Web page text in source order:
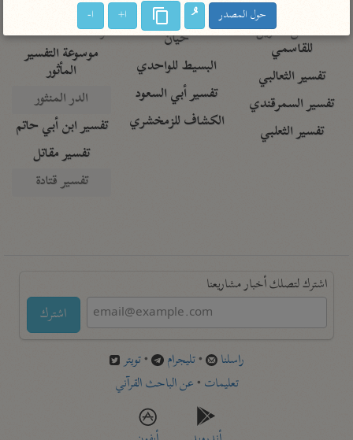
تفسير مكّي
محاسن التأويل
للقاسمي
تفسير الثعالبي
تفسير السمرقندي
تفسير الثعلبي
البحر المحيط لأبي
حيان
البسيط للواحدي
تفسير أبي السعود
الكشاف للزمخشري
آثار
موسوعة التفسير
المأثور
الدر المنثور
تفسير ابن أبي حاتم
تفسير مقاتل
تفسير قتادة
اشترك لتصلك أخبار مشاريعنا
اشترك
راسلنا •تليجرام •تويتر
تعليمات •عن الباحث القرآني
حول المصدر ا+ ا-